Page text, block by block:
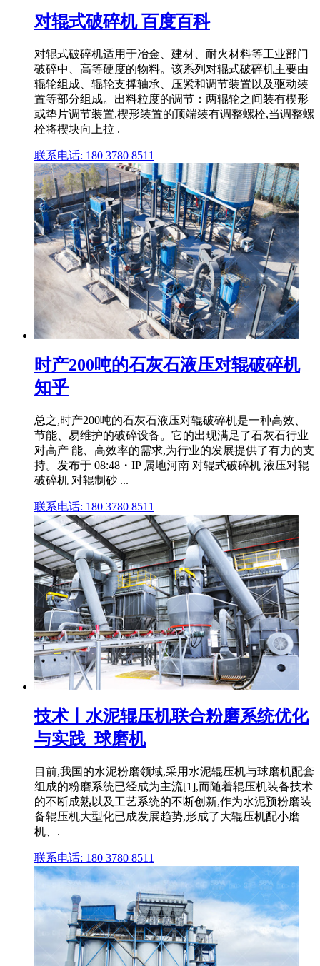
对辊式破碎机 百度百科
对辊式破碎机适用于冶金、建材、耐火材料等工业部门
破碎中、高等硬度的物料。该系列对辊式破碎机主要由
辊轮组成、辊轮支撑轴承、压紧和调节装置以及驱动装
置等部分组成。出料粒度的调节：两辊轮之间装有楔形
或垫片调节装置,楔形装置的顶端装有调整螺栓,当调整螺
栓将楔块向上拉 .
联系电话: 180 3780 8511
时产200吨的石灰石液压对辊破碎机
知乎
总之,时产200吨的石灰石液压对辊破碎机是一种高效、
节能、易维护的破碎设备。它的出现满足了石灰石行业
对高产 能、高效率的需求,为行业的发展提供了有力的支
持。发布于 08:48・IP 属地河南 对辊式破碎机 液压对辊
破碎机 对辊制砂 ...
联系电话: 180 3780 8511
技术丨水泥辊压机联合粉磨系统优化
与实践_球磨机
目前,我国的水泥粉磨领域,采用水泥辊压机与球磨机配套
组成的粉磨系统已经成为主流[1],而随着辊压机装备技术
的不断成熟以及工艺系统的不断创新,作为水泥预粉磨装
备辊压机大型化已成发展趋势,形成了大辊压机配小磨
机、.
联系电话: 180 3780 8511